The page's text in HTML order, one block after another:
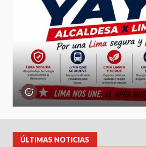
ÚLTIMAS NOTICIAS